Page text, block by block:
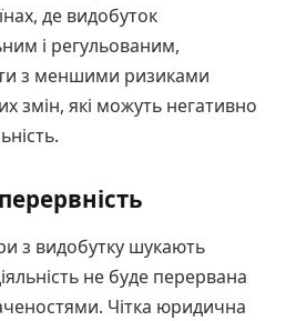
де видобуток
і регульованим,
з меншими ризиками
змін, які можуть негативно
з видобутку шукають
не буде перервана
Чітка юридична